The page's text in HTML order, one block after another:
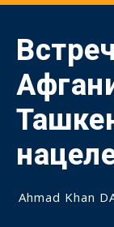
Ahmad Khan